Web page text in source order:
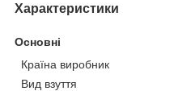
Характеристики
Основні
Країна виробник
Вид взуття